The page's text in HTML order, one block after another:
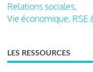
Relations sociales,
Vie économique, RSE
LES RESSOURCES